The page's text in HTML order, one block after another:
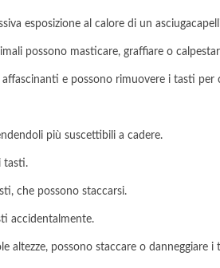
esposizione al calore di un
possono masticare, graffiare o
e possono rimuovere i tasti per
più suscettibili a cadere.
tasti.
che possono staccarsi.
accidentalmente.
altezze, possono staccare o danneggiare i